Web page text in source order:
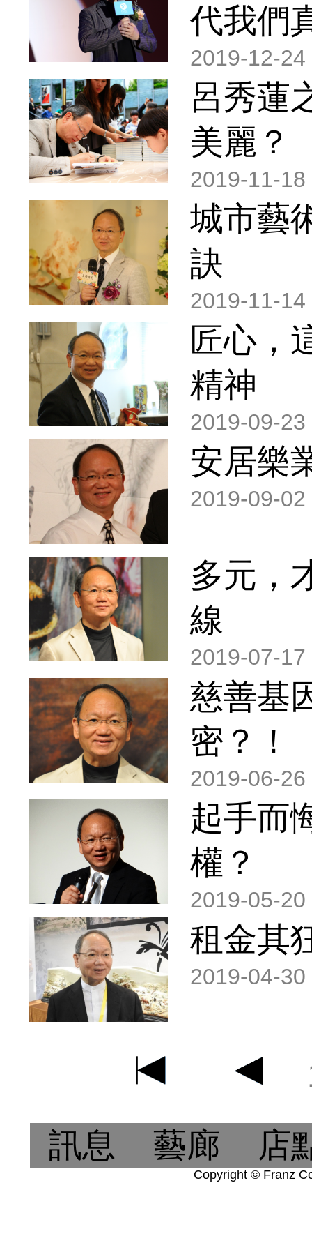
代我們
2019-12-24
呂秀蓮
美麗？
2019-11-18
城市藝
訣
2019-11-14
匠心，
精神
2019-09-23
安居樂
2019-09-02
多元，
線
2019-07-17
慈善基
密？！
2019-06-26
起手而
權？
2019-05-20
租金其
2019-04-30
訊息
藝廊 店
Copyright © Franz